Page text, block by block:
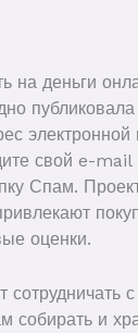
на деньги
публиковала
свой e-
Спам.
оценки.
собирать и